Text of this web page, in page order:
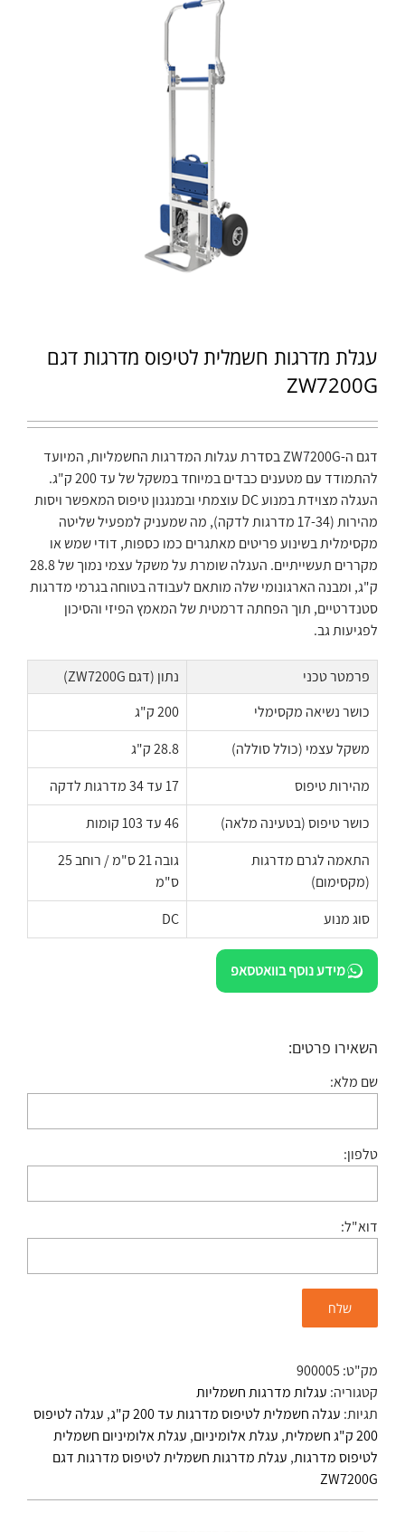
עגלת מדרגות חשמלית לטיפוס מדרגות דגם
ZW7200G
דגם ה-ZW7200G בסדרת עגלות המדרגות החשמליות, המיועד
להתמודד עם מטענים כבדים במיוחד במשקל של עד 200 ק"ג.
העגלה מצוידת במנוע DC עוצמתי ובמנגנון טיפוס המאפשר ויסות
מהירות (17-34 מדרגות לדקה), מה שמעניק למפעיל שליטה
מקסימלית בשינוע פריטים מאתגרים כמו כספות, דודי שמש או
מקררים תעשייתיים. העגלה שומרת על משקל עצמי נמוך של 28.8
ק"ג, ומבנה הארגונומי שלה מותאם לעבודה בטוחה בגרמי מדרגות
סטנדרטיים, תוך הפחתה דרמטית של המאמץ הפיזי והסיכון
לפגיעות גב.
פרמטר טכני
נתון (דגם ZW7200G)
כושר נשיאה מקסימלי
200 ק"ג
משקל עצמי (כולל סוללה)
28.8 ק"ג
מהירות טיפוס
17 עד 34 מדרגות לדקה
כושר טיפוס (בטעינה מלאה)
46 עד 103 קומות
התאמה לגרם מדרגות
(מקסימום)
גובה 21 ס"מ / רוחב 25
ס"מ
סוג מנוע
DC
מידע נוסף בוואטסאפ
השאירו פרטים:
שם מלא:
טלפון:
דוא"ל:
מק"ט: 900005
קטגוריה: עגלות מדרגות חשמליות
תגיות: עגלה חשמלית לטיפוס מדרגות עד 200 ק"ג , עגלה לטיפוס
200 ק"ג חשמלית
, עגלת אלומיניום, עגלת אלומיניום חשמלית
לטיפוס מדרגות, עגלת מדרגות חשמלית לטיפוס מדרגות דגם
ZW7200G